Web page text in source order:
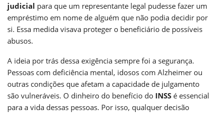
judicial para que um representante legal pudesse fazer um
empréstimo em nome de alguém que não podia decidir por
si. Essa medida visava proteger o beneficiário de possíveis
abusos.
A ideia por trás dessa exigência sempre foi a segurança.
Pessoas com deficiência mental, idosos com Alzheimer ou
outras condições que afetam a capacidade de julgamento
são vulneráveis. O dinheiro do benefício do INSS é essencial
para a vida dessas pessoas. Por isso, qualquer decisão